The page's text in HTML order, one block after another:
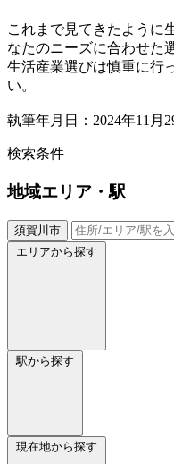
これまで見てきたように
なたのニーズに合わせた
生活産業選びは慎重に行
い。
執筆年月日：2024年11月
検索条件
地域エリア・駅
須賀川市
エリアから探す
駅から探す
現在地から探す